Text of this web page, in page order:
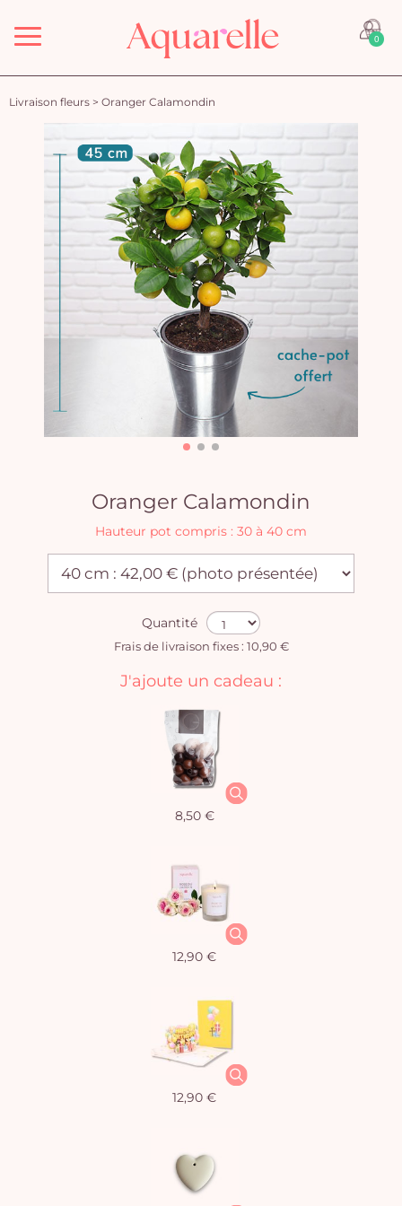
Menu 0
Livraison fleurs > Oranger Calamondin
Oranger Calamondin
Hauteur pot compris : 30 à 40 cm
Quantité
Frais de livraison fixes : 10,90 €
J'ajoute un cadeau :
8,50 €
12,90 €
12,90 €